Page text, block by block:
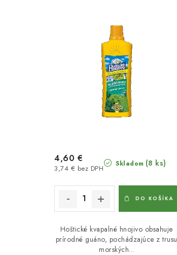
Skladom (8 ks)
3,74 € bez DPH
4,60 €
DO KOŠÍKA
Hoštické kvapalné hnojivo obsahuje
prírodné guáno, pochádzajúce z trusu
morských...